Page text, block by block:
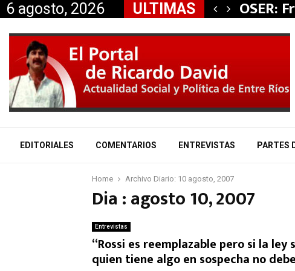
6 agosto, 2026 ULTIMAS
aliados a la… OSER:
EDITORIALES COMENTARIOS ENTREVISTAS PARTES
Home Archivo Diario: 10 agosto, 2007
Dia : agosto 10, 2007
Entrevistas
“Rossi es reemplazable pero si la
quien tiene algo en sospecha no